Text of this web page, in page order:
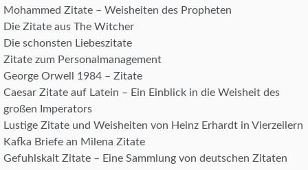
Mohammed Zitate – Weisheiten des Propheten
Die Zitate aus The Witcher
Die schonsten Liebeszitate
Zitate zum Personalmanagement
George Orwell 1984 – Zitate
Caesar Zitate auf Latein – Ein Einblick in die Weisheit des
großen Imperators
Lustige Zitate und Weisheiten von Heinz Erhardt in Vierzeilern
Kafka Briefe an Milena Zitate
Gefuhlskalt Zitate – Eine Sammlung von deutschen Zitaten